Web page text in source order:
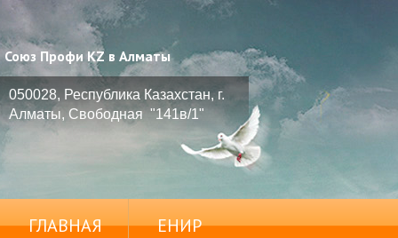
Союз Профи KZ в Алматы
050028, Республика Казахстан, г.
Алматы, Свободная "141в/1"
ГЛАВНАЯ ЕНИР